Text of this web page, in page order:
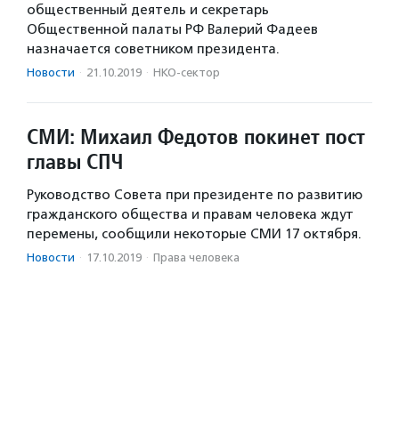
общественный деятель и секретарь
Общественной палаты РФ Валерий Фадеев
назначается советником президента.
Новости · 21.10.2019 · НКО-сектор
СМИ: Михаил Федотов покинет пост
главы СПЧ
Руководство Совета при президенте по развитию
гражданского общества и правам человека ждут
перемены, сообщили некоторые СМИ 17 октября.
Новости · 17.10.2019 · Права человека